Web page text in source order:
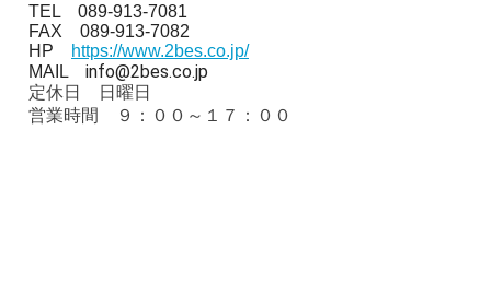
TEL 089-913-7081
FAX 089-913-7082
HP
https://www.2bes.co.jp/
MAIL info@2bes.co.jp
定休日 日曜日
営業時間 ９：００～１７：００